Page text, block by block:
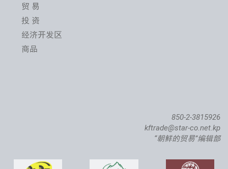
贸 易
投 资
经济开发区
商品
850-2-3815926
kftrade@star-co.net.kp
“朝鲜的贸易”编辑部